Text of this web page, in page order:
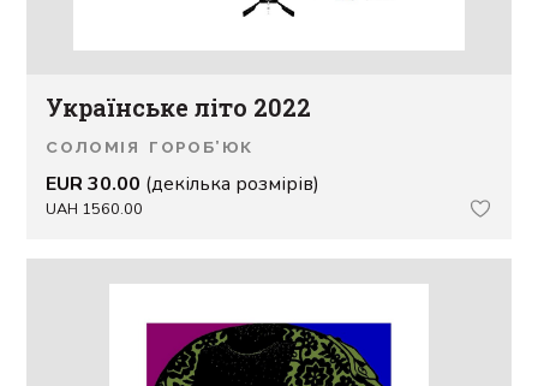
Українське літо 2022
СОЛОМІЯ ГОРОБ’ЮК
EUR 30.00 (декілька розмірів)
UAH 1560.00